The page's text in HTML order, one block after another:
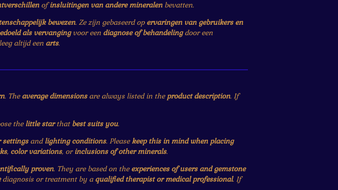
ofinsluitingen van andere mineralenbevatten.
bewezen. Ze zijn gebaseerd op ervaringen van gebruikers en
als vervangingvoor een diagnose of behandelingdoor een
altijd een arts.
. The average dimensionsare always listed in the product description. If
the little starthat best suits you.
andlighting conditions. Pleasekeep this in mind when placing
, color variations, orinclusions of other minerals.
proven. They are based on the experiences of users and gemstone
diagnosis or treatment by a qualified therapist or medical professional. If